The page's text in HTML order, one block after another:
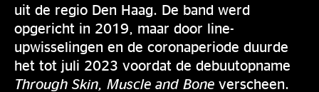
uit de regio Den Haag. De band werd
opgericht in 2019, maar door line-
upwisselingen en de coronaperiode duurde
het tot juli 2023 voordat de debuutopname
Through Skin, Muscle and Bone verscheen.